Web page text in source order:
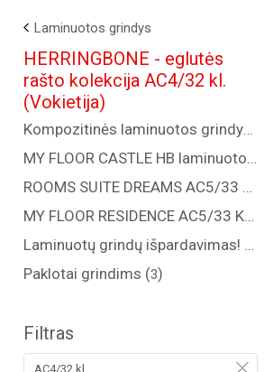
Laminuotos grindys
HERRINGBONE - eglutės
rašto kolekcija AC4/32 kl.
(Vokietija)
Kompozitinės laminuotos grindys "COREPEL" (
MY FLOOR CASTLE HB laminuotos grindys AC5/33 kl. (
ROOMS SUITE DREAMS AC5/33 KL., 8 MM (
MY FLOOR RESIDENCE AC5/33 KL., 10 MM (
Laminuotų grindų išpardavimas! (1
Paklotai grindims (3)
Filtras
AC4/32 kl.